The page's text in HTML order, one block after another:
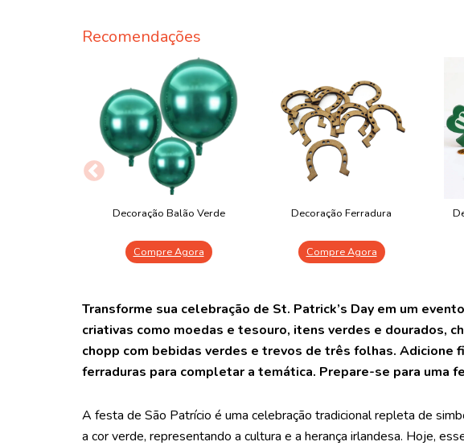
Recomendações
Decoração Balão Verde
Compre Agora
Decoração Ferradura
Compre Agora
Transforme sua celebração de St. Patrick’s Day em um
criativas como moedas e tesouro, itens verdes e dourados,
chopp com bebidas verdes e trevos de três folhas. Adicione
ferraduras para completar a temática. Prepare-se para uma
A festa de São Patrício é uma celebração tradicional repleta de
a cor verde, representando a cultura e a herança irlandesa. Hoje,